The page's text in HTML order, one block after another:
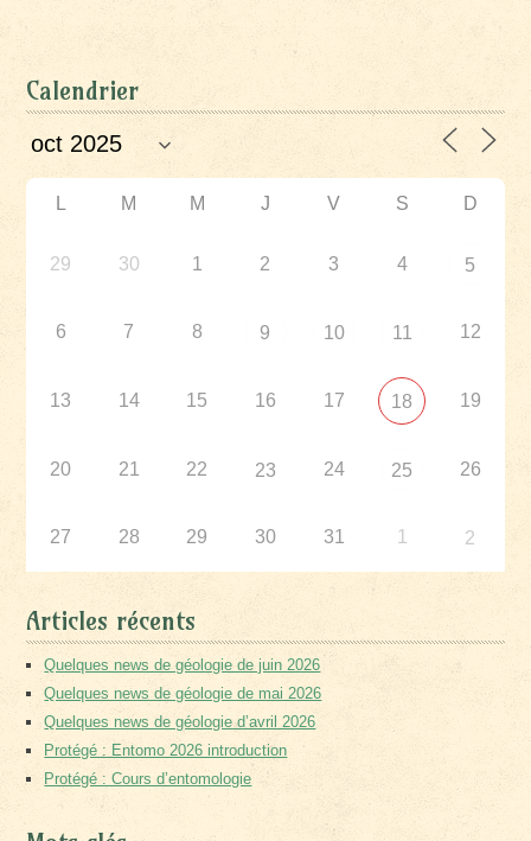
Calendrier
L M M J V S D
29 30 1 2 3 4 5
6 7 8 9 10 11 12
13 14 15 16 17 18 19
20 21 22 23 24 25 26
27 28 29 30 31 1 2
Articles récents
Quelques news de géologie de juin 2026
Quelques news de géologie de mai 2026
Quelques news de géologie d’avril 2026
Protégé : Entomo 2026 introduction
Protégé : Cours d’entomologie